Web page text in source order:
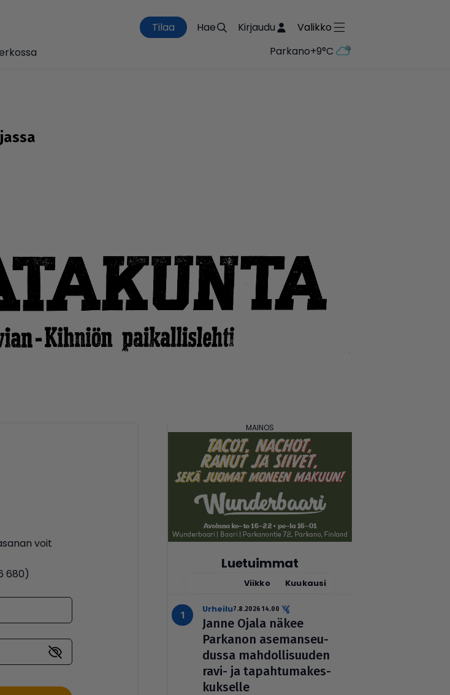
Tilaa Hae Kirjaudu
Valikko
Parkano+9°C
voit
680)
Luetuimmat
Viikko Kuukausi
urheilu7.8.2026 14.00
Janne Ojala näkee
Parkanon ase­man­seu­
dussa mah­dol­li­suu­den
ravi- ja tapah­tu­ma­kes­
kuk­selle